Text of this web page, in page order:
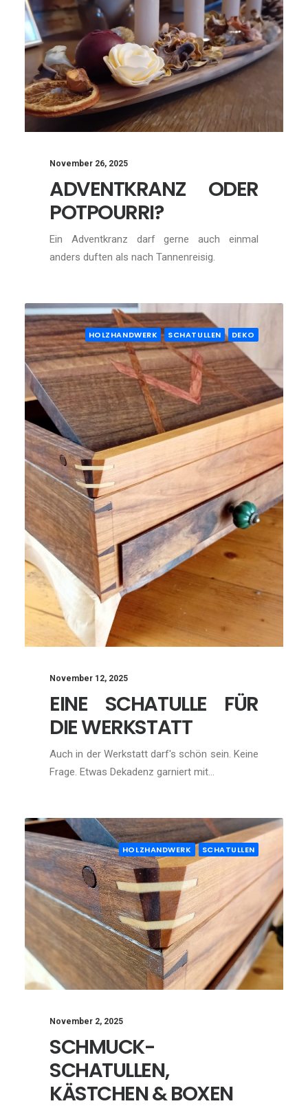
November 26, 2025
ADVENTKRANZ ODER
POTPOURRI?
Ein Adventkranz darf gerne auch einmal
anders duften als nach Tannenreisig.
HOLZHANDWERK SCHATULLEN DEKO
November 12, 2025
EINE SCHATULLE FÜR
DIE WERKSTATT
Auch in der Werkstatt darf's schön sein. Keine
Frage. Etwas Dekadenz garniert mit…
HOLZHANDWERK SCHATULLEN
November 2, 2025
SCHMUCK-
SCHATULLEN,
KÄSTCHEN & BOXEN